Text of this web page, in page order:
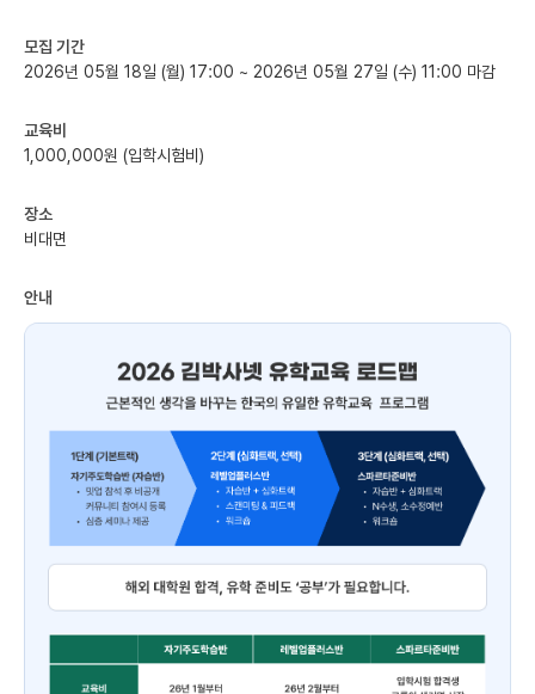
유학교육
유학교육 홈
수강 신청
오픈카톡
이벤트
반도체 아카데미
재팬라운지 🌸
모집 기간
2026년 05월 18일 (월) 17:00 ~ 2026년 05월 27일 (수) 11:00 마감
교육비
1,000,000원 (입학시험비)
장소
비대면
안내